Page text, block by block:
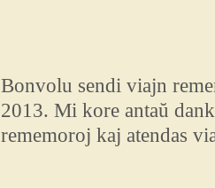
Bonvolu sendi viajn
2013. Mi kore antaŭ
rememoroj kaj atendas